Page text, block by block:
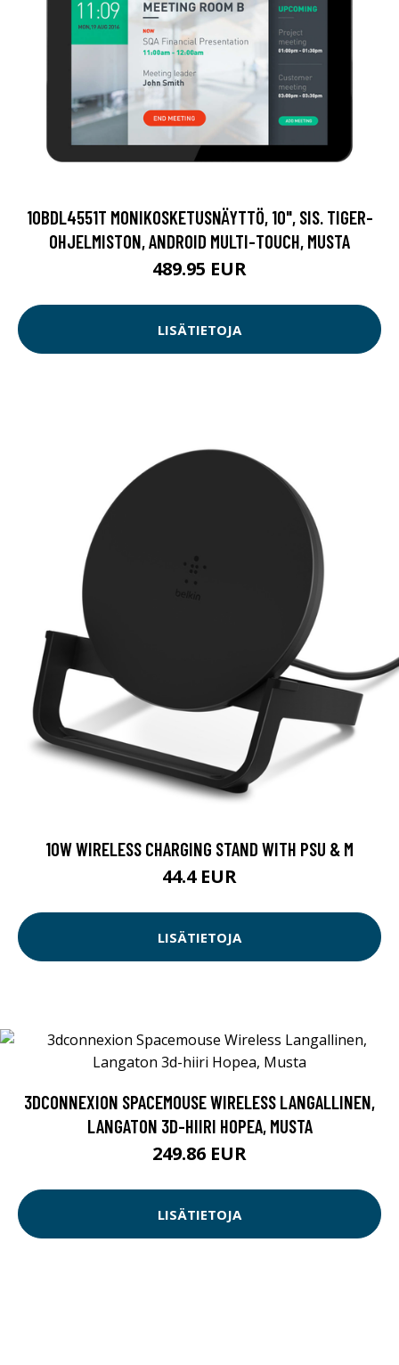
10BDL4551T MONIKOSKETUSNÄYTTÖ, 10", SIS. TIGER-
OHJELMISTON, ANDROID MULTI-TOUCH, MUSTA
489.95 EUR
LISÄTIETOJA
10W WIRELESS CHARGING STAND WITH PSU & M
44.4 EUR
LISÄTIETOJA
3DCONNEXION SPACEMOUSE WIRELESS LANGALLINEN,
LANGATON 3D-HIIRI HOPEA, MUSTA
249.86 EUR
LISÄTIETOJA